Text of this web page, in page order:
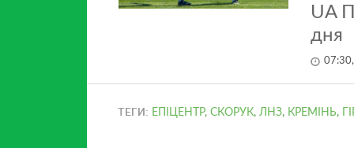
UA
дня
ТЕГИ: ЕПІЦЕНТР, СКОРУК, ЛНЗ, КРЕМІНЬ,